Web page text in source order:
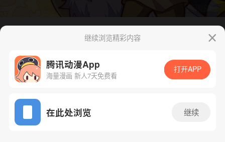
App免费看
腾漫App免费看
继续浏览精彩内容
腾讯动漫App
海量漫画 新人7天免费看
打开APP
在此处浏览 继续